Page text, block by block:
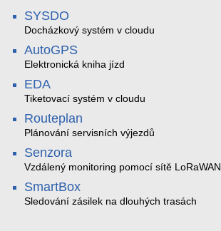
SYSDO
Docházkový systém v cloudu
AutoGPS
Elektronická kniha jízd
EDA
Tiketovací systém v cloudu
Routeplan
Plánování servisních výjezdů
Senzora
Vzdálený monitoring pomocí sítě LoRaWAN
SmartBox
Sledování zásilek na dlouhých trasách